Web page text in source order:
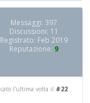
Messaggi: 397
Discussioni: 11
Registrato: Feb 2019
Reputazione: 9
#22
l'ultima volta il: